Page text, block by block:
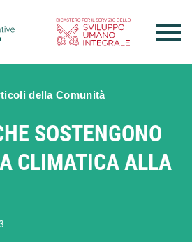
della Comunità
SOSTENGONO
CLIMATICA ALLA